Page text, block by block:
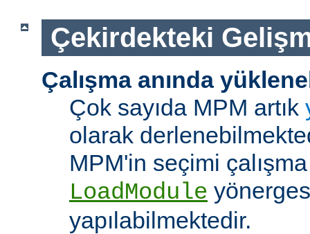
Çekirdekteki
Çalışma anında
Çok sayıda MPM artık
olarak
MPM'in seçimi
LoadModule
yapılabilmektedir.